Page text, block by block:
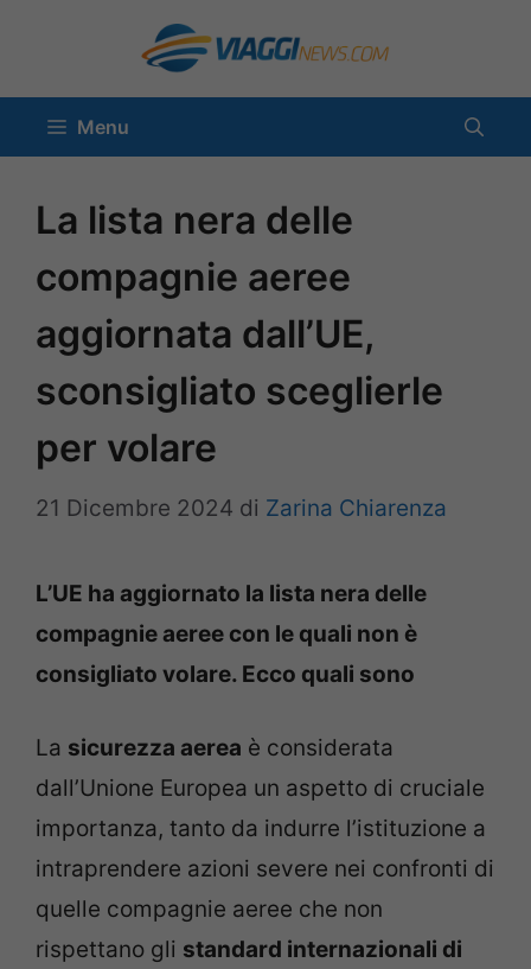
contenuto
Menu
La lista nera delle
compagnie aeree
aggiornata dall’UE,
sconsigliato sceglierle
per volare
21 Dicembre 2024 di Zarina Chiarenza
L’UE ha aggiornato la lista nera delle
compagnie aeree con le quali non è
consigliato volare. Ecco quali sono
La sicurezza aerea è considerata
dall’Unione Europea un aspetto di cruciale
importanza, tanto da indurre l’istituzione a
intraprendere azioni severe nei confronti di
quelle compagnie aeree che non
rispettano gli standard internazionali di